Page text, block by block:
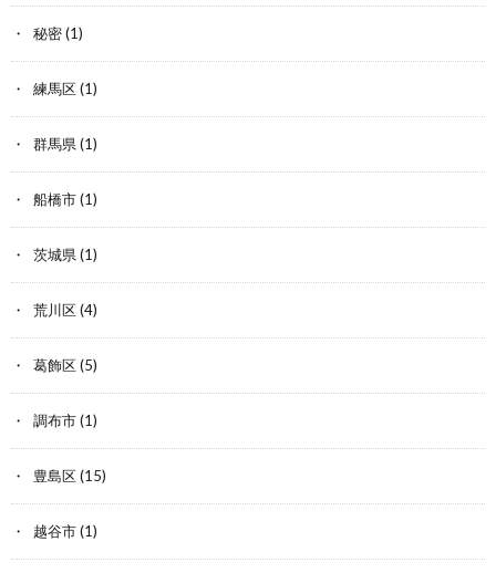
秘密(1)
練馬区(1)
群馬県(1)
船橋市(1)
茨城県(1)
荒川区(4)
葛飾区(5)
調布市(1)
豊島区(15)
越谷市(1)